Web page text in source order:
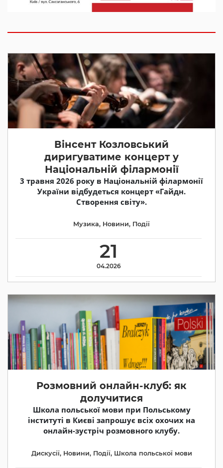
Вінсент Козловський
диригуватиме концерт у
Національній філармонії
3 травня 2026 року в Національній філармонії
України відбудеться концерт «Гайдн.
Створення світу».
21
04.2026
Музика, Новини, Події
Розмовний онлайн-клуб: як
долучитися
Школа польської мови при Польському
інституті в Києві запрошує всіх охочих на
онлайн-зустріч розмовного клубу.
Дискусії, Новини, Події, Школа польської мови